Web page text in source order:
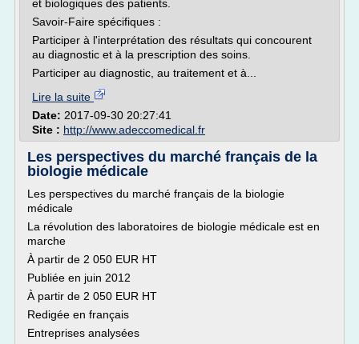
et biologiques des patients.
Savoir-Faire spécifiques :
Participer à l'interprétation des résultats qui concourent
au diagnostic et à la prescription des soins.
Participer au diagnostic, au traitement et à...
Lire la suite
Date: 2017-09-30 20:27:41
Site : http://www.adeccomedical.fr
Les perspectives du marché français de la
biologie médicale
Les perspectives du marché français de la biologie
médicale
La révolution des laboratoires de biologie médicale est en
marche
À partir de 2 050 EUR HT
Publiée en juin 2012
À partir de 2 050 EUR HT
Redigée en français
Entreprises analysées